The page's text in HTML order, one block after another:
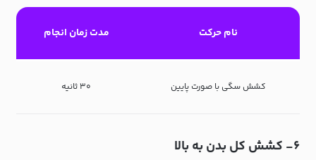
نام حرکت مدت زمان انجام
کشش سگی با صورت پایین ۳۰ ثانیه
۶- کشش کل بدن به بالا